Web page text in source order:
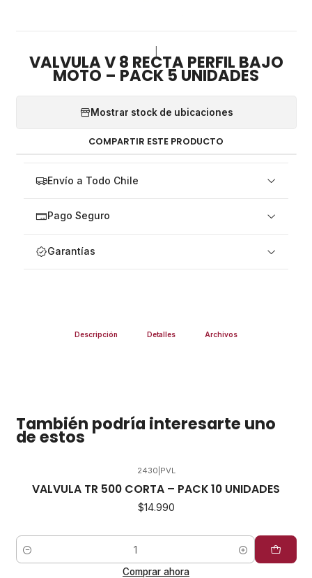
VALVULA V 8 RECTA PERFIL BAJO
MOTO – PACK 5 UNIDADES
Mostrar stock de ubicaciones
COMPARTIR ESTE PRODUCTO
Envío a Todo Chile
Pago Seguro
Garantías
Descripción Detalles Archivos
También podría interesarte uno
de estos
2430 PVL
VALVULA TR 500 CORTA – PACK 10 UNIDADES
$14.990
Cantidad
Comprar ahora